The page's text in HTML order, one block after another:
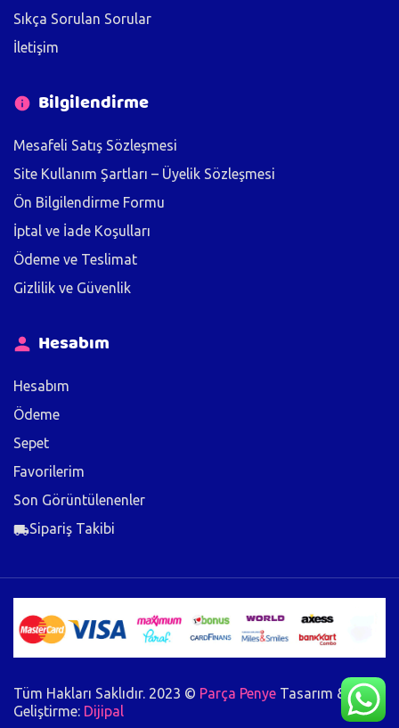
Sıkça Sorulan Sorular
İletişim
Bilgilendirme
Mesafeli Satış Sözleşmesi
Site Kullanım Şartları – Üyelik Sözleşmesi
Ön Bilgilendirme Formu
İptal ve İade Koşulları
Ödeme ve Teslimat
Gizlilik ve Güvenlik
Hesabım
Hesabım
Ödeme
Sepet
Favorilerim
Son Görüntülenenler
Sipariş Takibi
Tüm Hakları Saklıdır. 2023 © Parça Penye Tasarım &
Geliştirme: Dijipal